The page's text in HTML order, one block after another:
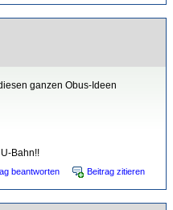
ganzen Obus-Ideen
Bahn!!
beantworten Beitrag zitieren